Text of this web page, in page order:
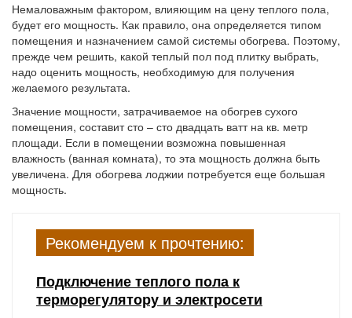
Немаловажным фактором, влияющим на цену теплого пола,
будет его мощность. Как правило, она определяется типом
помещения и назначением самой системы обогрева. Поэтому,
прежде чем решить, какой теплый пол под плитку выбрать,
надо оценить мощность, необходимую для получения
желаемого результата.
Значение мощности, затрачиваемое на обогрев сухого
помещения, составит сто – сто двадцать ватт на кв. метр
площади. Если в помещении возможна повышенная
влажность (ванная комната), то эта мощность должна быть
увеличена. Для обогрева лоджии потребуется еще большая
мощность.
Рекомендуем к прочтению:
Подключение теплого пола к
терморегулятору и электросети